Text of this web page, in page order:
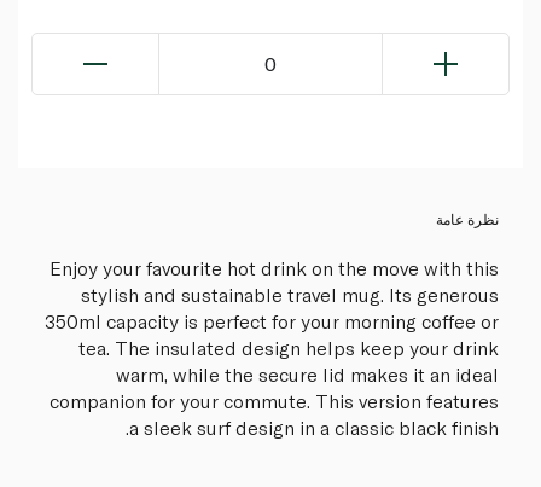
0
نظرة عامة
Enjoy your favourite hot drink on the move with this
stylish and sustainable travel mug. Its generous
350ml capacity is perfect for your morning coffee or
tea. The insulated design helps keep your drink
warm, while the secure lid makes it an ideal
companion for your commute. This version features
a sleek surf design in a classic black finish.